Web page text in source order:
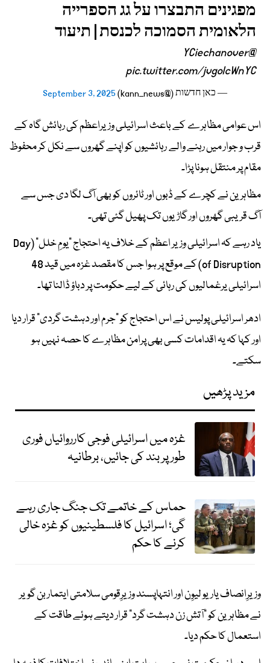
מפגינים התבצרו על גג הספרייה
הלאומית הסמוכה לכנסת | תיעוד
@YCiechanover
pic.twitter.com/jvgolcWnYC
— כאן חדשות (@kann_news) September 3, 2025
اس عوامی مظاہرے کے باعث اسرائیلی وزیراعظم کی رہائش گاہ کے
قرب و جوار میں رہنے والے رہائشیوں کو اپنے گھروں سے نکل کر محفوظ
مقام پر منتقل ہونا پڑا۔
مظاہرین نے کچرے کے ڈبوں اور ٹائروں کو بھی آگ لگا دی جس سے
آگ قریبی گھروں اور گاڑیوں تک پھیل گئی تھی۔
یاد رہے کہ اسرائیلی وزیر اعظم کے خلاف یہ احتجاج "یومِ خلل" (Day
of Disruption) کے موقع پر ہوا جس کا مقصد غزہ میں قید 48
اسرائیلی یرغمالیوں کی رہائی کے لیے حکومت پر دباؤ ڈالنا تھا۔
ادھر اسرائیلی پولیس نے اس احتجاج کو "جرم اور دہشت گردی" قرار دیا
اور کہا کہ یہ اقدامات کسی بھی پرامن مظاہرے کا حصہ نہیں ہو
سکتے۔
مزید پڑھیں
غزہ میں اسرائیلی فوجی کارروائیاں فوری
طور پر بند کی جائیں، برطانیہ
حماس کے خاتمے تک جنگ جاری رہے
گی؛ اسرائیل کا فلسطینیوں کو غزہ خالی
کرنے کا حکم
وزیرِانصاف یاریو لیوِن اور انتہاپسند وزیرِقومی سلامتی ایتمار بن گویر
نے مظاہرین کو "آتش زن دہشت گرد" قرار دیتے ہوئے طاقت کے
استعمال کا حکم دیا۔